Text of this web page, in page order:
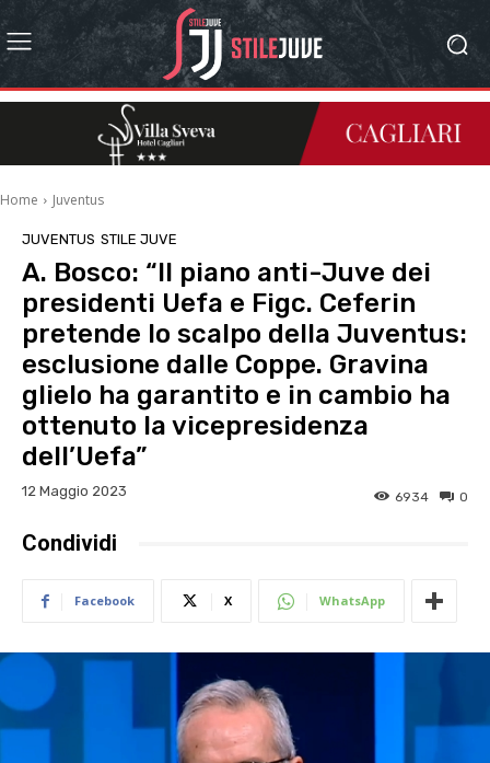
Home Juventus
JUVENTUS STILE JUVE
A. Bosco: “Il piano anti-Juve dei
presidenti Uefa e Figc. Ceferin
pretende lo scalpo della Juventus:
esclusione dalle Coppe. Gravina
glielo ha garantito e in cambio ha
ottenuto la vicepresidenza
dell’Uefa”
12 Maggio 2023 0
6934
Condividi
Facebook X WhatsApp